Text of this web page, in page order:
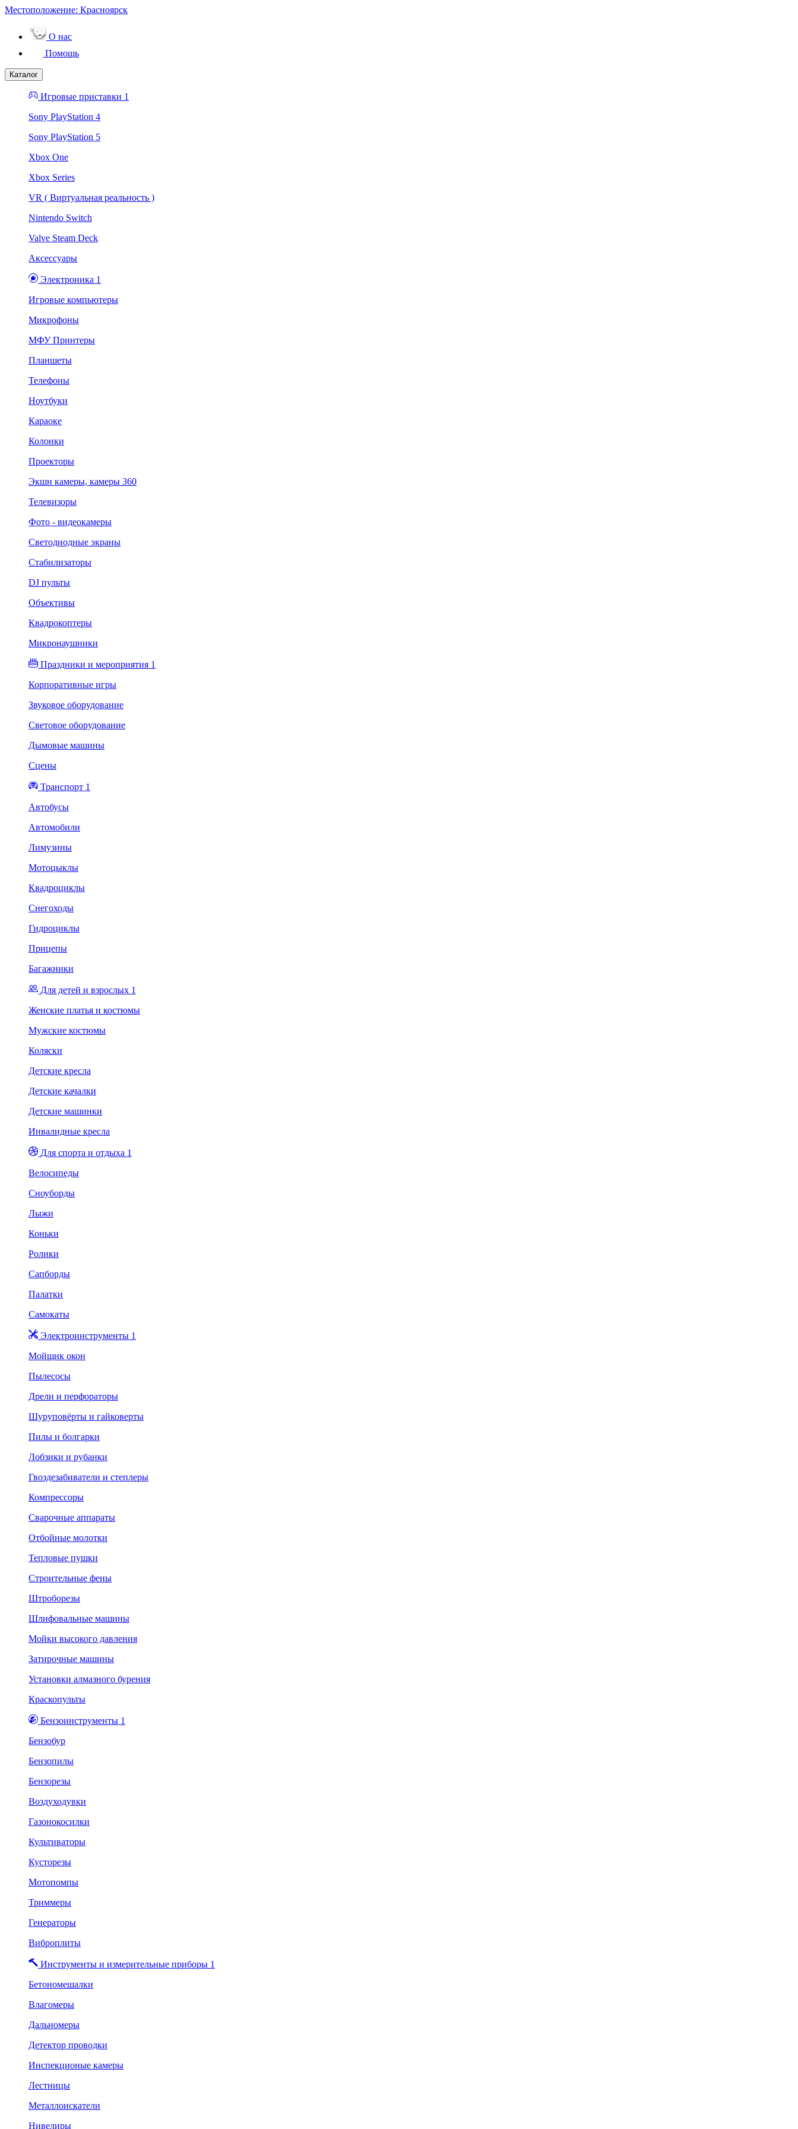
Местоположение: Красноярск
О нас
Помощь
Каталог
Игровые приставки 1
Sony PlayStation 4
Sony PlayStation 5
Xbox One
Xbox Series
VR ( Виртуальная реальность )
Nintendo Switch
Valve Steam Deck
Аксессуары
Электроника 1
Игровые компьютеры
Микрофоны
МФУ Принтеры
Планшеты
Телефоны
Ноутбуки
Караоке
Колонки
Проекторы
Экшн камеры, камеры 360
Телевизоры
Фото - видеокамеры
Светодиодные экраны
Стабилизаторы
DJ пульты
Объективы
Квадрокоптеры
Микронаушники
Праздники и мероприятия 1
Корпоративные игры
Звуковое оборудование
Световое оборудование
Дымовые машины
Сцены
Транспорт 1
Автобусы
Автомобили
Лимузины
Мотоцыклы
Квадроциклы
Снегоходы
Гидроциклы
Прицепы
Багажники
Для детей и взрослых 1
Женские платья и костюмы
Мужские костюмы
Коляски
Детские кресла
Детские качалки
Детские машинки
Инвалидные кресла
Для спорта и отдыха 1
Велосипеды
Сноуборды
Лыжи
Коньки
Ролики
Сапборды
Палатки
Самокаты
Электроинструменты 1
Мойщик окон
Пылесосы
Дрели и перфораторы
Шуруповёрты и гайковерты
Пилы и болгарки
Лобзики и рубанки
Гвоздезабиватели и степлеры
Компрессоры
Сварочные аппараты
Отбойные молотки
Тепловые пушки
Строительные фены
Штроборезы
Шлифовальные машины
Мойки высокого давления
Затирочные машины
Установки алмазного бурения
Краскопульты
Бензоинструменты 1
Бензобур
Бензопилы
Бензорезы
Воздуходувки
Газонокосилки
Культиваторы
Кусторезы
Мотопомпы
Триммеры
Генераторы
Виброплиты
Инструменты и измерительные приборы 1
Бетономешалки
Влагомеры
Дальномеры
Детектор проводки
Инспекционые камеры
Лестницы
Металлоискатели
Нивелиры